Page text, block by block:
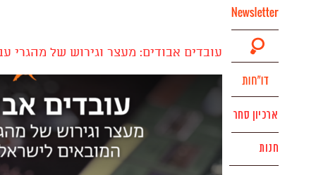
ארכיון סחר
חנות
עובדים אבודים: מעצר וגירוש של מהגרי